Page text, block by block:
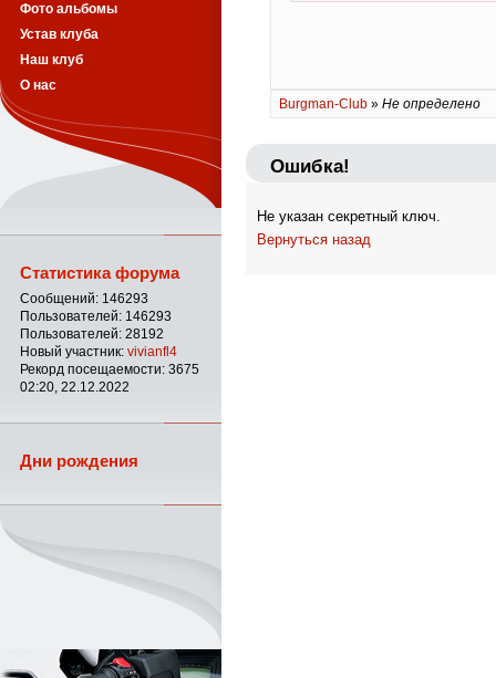
Burgman-Club » Не определено
Ошибка!
Не указан секретный ключ.
Вернуться назад
Фото альбомы
Устав клуба
Наш клуб
О нас
Статистика форума
Сообщений: 146293
Пользователей: 146293
Пользователей: 28192
Новый участник: vivianfl4
Рекорд посещаемости: 3675
02:20, 22.12.2022
Дни рождения